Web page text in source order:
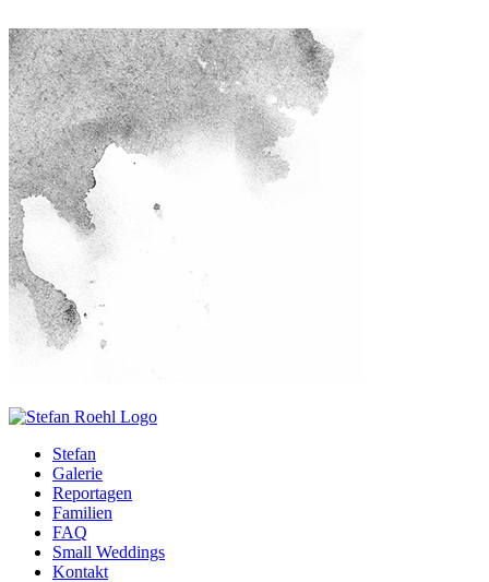
Stefan
Galerie
Reportagen
Familien
FAQ
Small Weddings
Kontakt